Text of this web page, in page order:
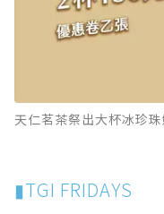
天仁茗茶祭出大杯冰珍
▮TGI FRIDAYS